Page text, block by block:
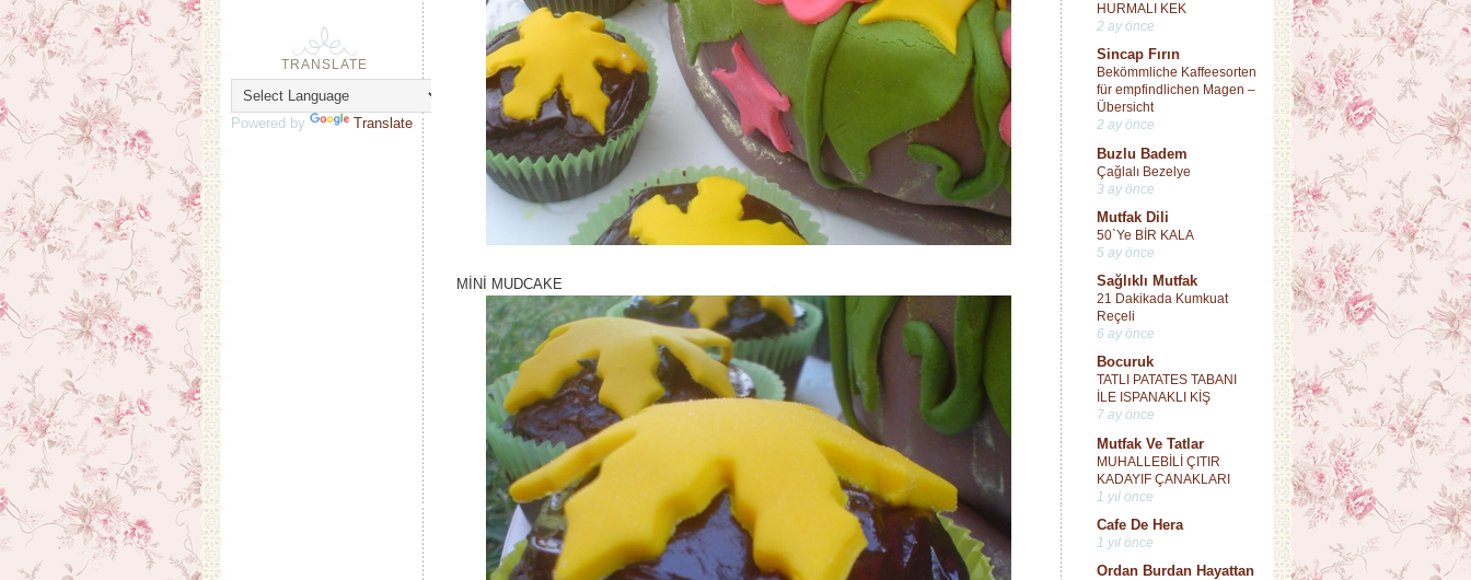
HURMALI KEK
2 ay önce
Sincap Fırın
Bekömmliche Kaffeesorten
für empfindlichen Magen –
Übersicht
2 ay önce
Buzlu Badem
Çağlalı Bezelye
3 ay önce
Mutfak Dili
50`Ye BİR KALA
5 ay önce
Sağlıklı Mutfak
21 Dakikada Kumkuat
Reçeli
6 ay önce
Bocuruk
TATLI PATATES TABANI
İLE ISPANAKLI KİŞ
7 ay önce
Mutfak Ve Tatlar
MUHALLEBİLİ ÇITIR
KADAYIF ÇANAKLARI
1 yıl önce
Cafe De Hera
1 yıl önce
Ordan Burdan Hayattan
MİNİ MUDCAKE
TRANSLATE
Powered by Translate